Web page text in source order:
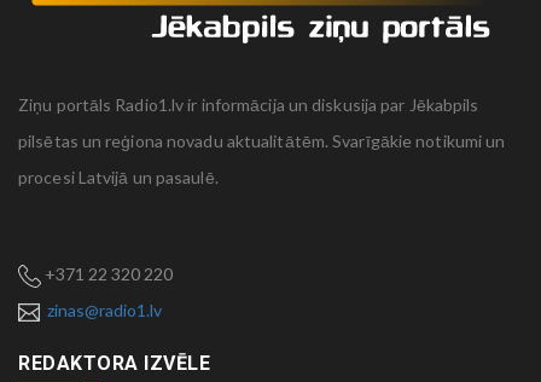
Ziņu portāls Radio1.lv ir informācija un diskusija par Jēkabpils
pilsētas un reģiona novadu aktualitātēm. Svarīgākie notikumi un
procesi Latvijā un pasaulē.
+371 22 320 220
zinas@radio1.lv
REDAKTORA IZVĒLE